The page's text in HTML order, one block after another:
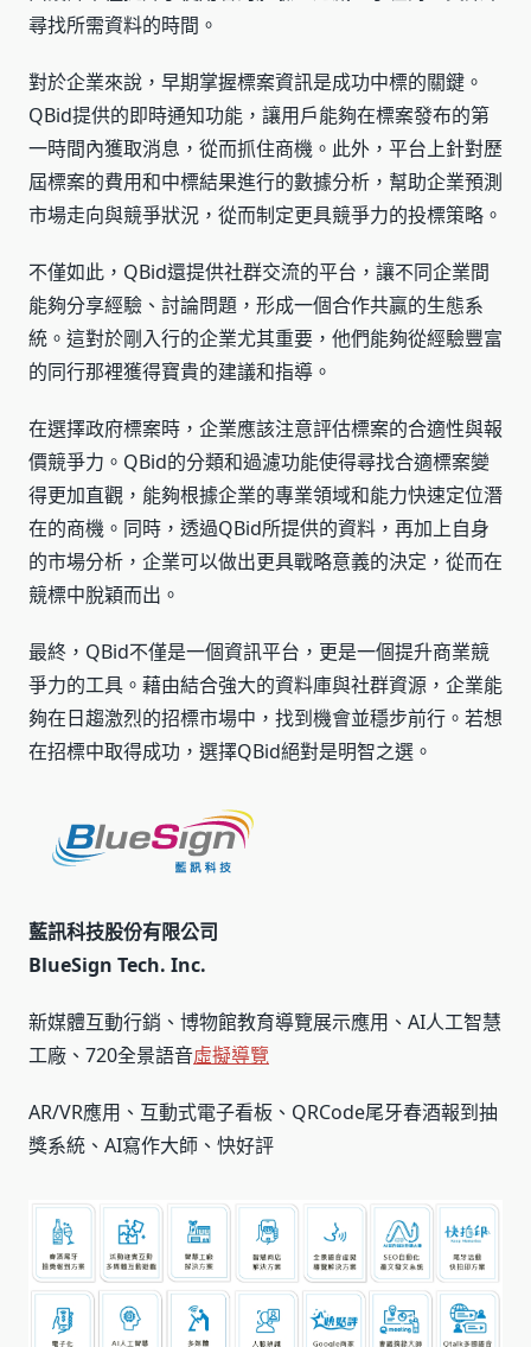
尋找所需資料的時間。
對於企業來說，早期掌握標案資訊是成功中標的關鍵。
QBid提供的即時通知功能，讓用戶能夠在標案發布的第
一時間內獲取消息，從而抓住商機。此外，平台上針對歷
屆標案的費用和中標結果進行的數據分析，幫助企業預測
市場走向與競爭狀況，從而制定更具競爭力的投標策略。
不僅如此，QBid還提供社群交流的平台，讓不同企業間
能夠分享經驗、討論問題，形成一個合作共贏的生態系
統。這對於剛入行的企業尤其重要，他們能夠從經驗豐富
的同行那裡獲得寶貴的建議和指導。
在選擇政府標案時，企業應該注意評估標案的合適性與報
價競爭力。QBid的分類和過濾功能使得尋找合適標案變
得更加直觀，能夠根據企業的專業領域和能力快速定位潛
在的商機。同時，透過QBid所提供的資料，再加上自身
的市場分析，企業可以做出更具戰略意義的決定，從而在
競標中脫穎而出。
最終，QBid不僅是一個資訊平台，更是一個提升商業競
爭力的工具。藉由結合強大的資料庫與社群資源，企業能
夠在日趨激烈的招標市場中，找到機會並穩步前行。若想
在招標中取得成功，選擇QBid絕對是明智之選。
藍訊科技股份有限公司
BlueSign Tech. Inc.
新媒體互動行銷、博物館教育導覽展示應用、AI人工智慧
工廠、720全景語音虛擬導覽
AR/VR應用、互動式電子看板、QRCode尾牙春酒報到抽
獎系統、AI寫作大師、快好評